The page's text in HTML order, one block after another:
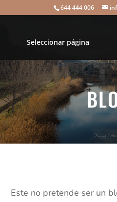
644 444 006
Seleccionar página
Este no pretende ser un